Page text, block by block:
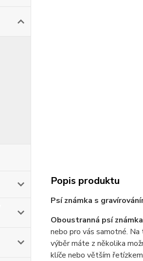
Popis produktu
Psí známka s
Oboustranná psí
nebo pro vás samotné.
výběr máte z několika
klíče nebo větším